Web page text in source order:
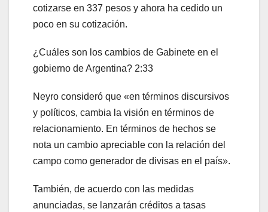
cotizarse en 337 pesos y ahora ha cedido un
poco en su cotización.
¿Cuáles son los cambios de Gabinete en el
gobierno de Argentina? 2:33
Neyro consideró que «en términos discursivos
y políticos, cambia la visión en términos de
relacionamiento. En términos de hechos se
nota un cambio apreciable con la relación del
campo como generador de divisas en el país».
También, de acuerdo con las medidas
anunciadas, se lanzarán créditos a tasas